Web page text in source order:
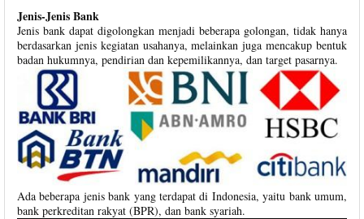
Jenis-Jenis Bank
Jenis bank dapat digolongkan menjadi beberapa golongan, tidak hanya
berdasarkan jenis kegiatan usahanya, melainkan juga mencakup bentuk
badan hukumnya, pendirian dan kepemilikannya, dan target pasarnya.
Ada beberapa jenis bank yang terdapat di Indonesia, yaitu bank umum,
bank perkreditan rakyat (BPR), dan bank syariah.